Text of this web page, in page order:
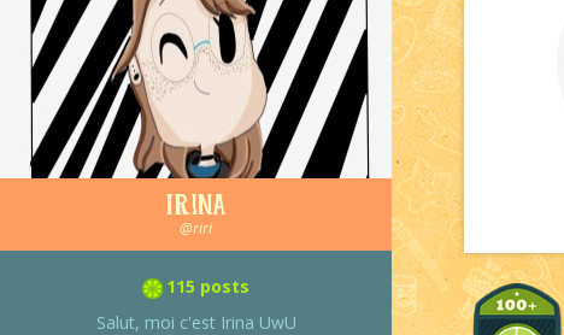
Irina
@riri
115 posts
Salut, moi c'est Irina UwU